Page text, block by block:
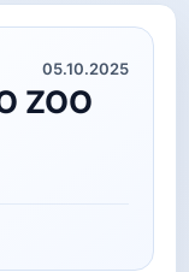
05.10.2025
ZOO